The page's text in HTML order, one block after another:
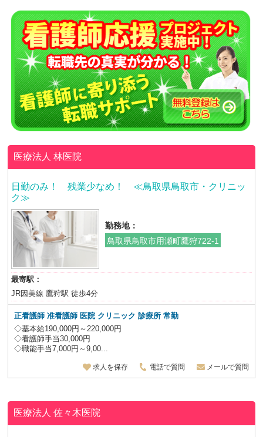
医療法人林医院
日勤のみ！ 残業少なめ！ ≪鳥取県鳥取市・クリニッ
ク≫
勤務地：
鳥取県鳥取市用瀬町鷹狩722-1
最寄駅：
JR因美線 鷹狩駅 徒歩4分
正看護師 准看護師 医院 クリニック 診療所 常勤
◇基本給190,000円～220,000円
◇看護師手当30,000円
◇職能手当7,000円～9,00...
求人を保存 電話で質問 メールで質問
医療法人佐々木医院